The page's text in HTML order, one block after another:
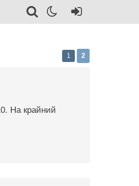
1 2
На крайний